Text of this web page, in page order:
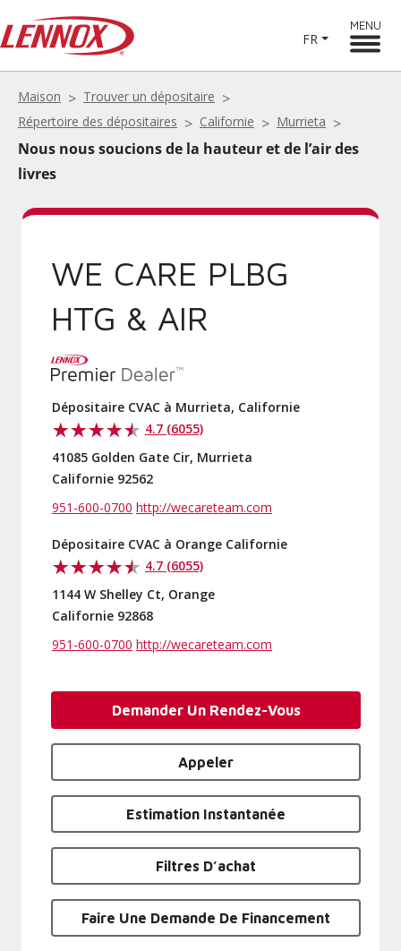
FR
MENU
Maison
Trouver un dépositaire
Répertoire des dépositaires
Californie Murrieta
Nous nous soucions de la hauteur et de l’air des
livres
WE CARE PLBG
HTG & AIR
Dépositaire CVAC à Murrieta, Californie
4.7 (6055)
41085 Golden Gate Cir, Murrieta
Californie 92562
951-600-0700 http://wecareteam.com
Dépositaire CVAC à Orange Californie
4.7 (6055)
1144 W Shelley Ct, Orange
Californie 92868
951-600-0700 http://wecareteam.com
Demander Un Rendez-Vous
Appeler
Estimation Instantanée
Filtres D’achat
Faire Une Demande De Financement